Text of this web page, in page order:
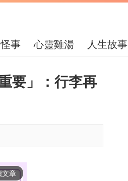
事 心靈雞湯 人生故事
要」：行李再
文章